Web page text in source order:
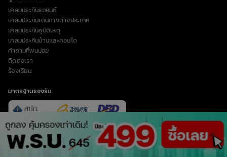
vertical_align_top
เคลมประกันรถยนต์
เคลมประกันเดินทางต่างประเทศ
เคลมประกันอุบัติเหตุ
เคลมประกันบ้านและคอนโด
คำถามที่พบบ่อย
ติดต่อเรา
ร้องเรียน
มาตรฐานรองรับ
© Copyright 2023 บริษัท อินชัวร์เวิร์ส จำกัด (มหาชน)